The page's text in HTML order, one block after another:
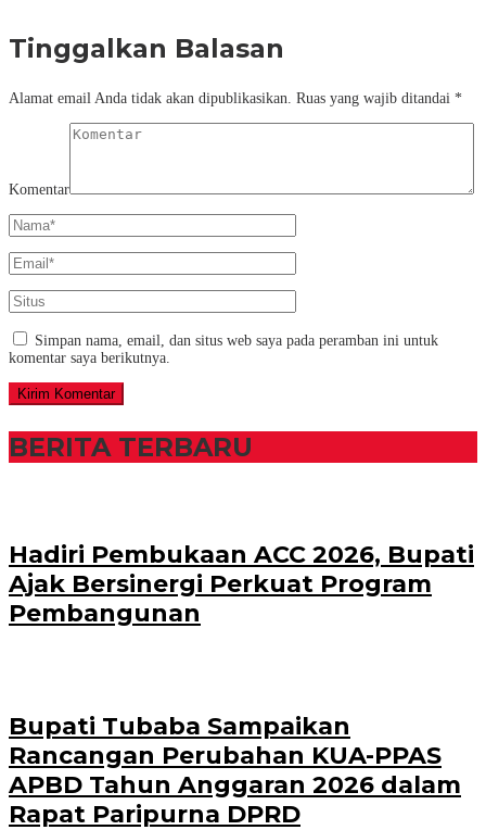
Tinggalkan Balasan
Alamat email Anda tidak akan dipublikasikan. Ruas yang wajib ditandai *
Komentar
Simpan nama, email, dan situs web saya pada peramban ini untuk
komentar saya berikutnya.
BERITA TERBARU
Hadiri Pembukaan ACC 2026, Bupati
Ajak Bersinergi Perkuat Program
Pembangunan
Bupati Tubaba Sampaikan
Rancangan Perubahan KUA-PPAS
APBD Tahun Anggaran 2026 dalam
Rapat Paripurna DPRD